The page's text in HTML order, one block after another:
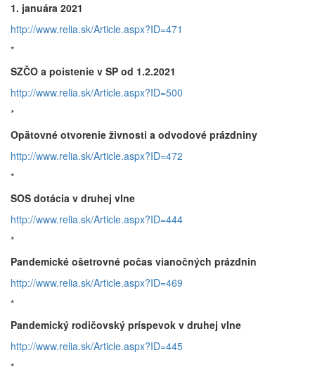
1. januára 2021
http://www.relia.sk/Article.aspx?ID=471
*
SZČO a poistenie v SP od 1.2.2021
http://www.relia.sk/Article.aspx?ID=500
*
Opätovné otvorenie živnosti a odvodové prázdniny
http://www.relia.sk/Article.aspx?ID=472
*
SOS dotácia v druhej vlne
http://www.relia.sk/Article.aspx?ID=444
*
Pandemické ošetrovné počas vianočných prázdnin
http://www.relia.sk/Article.aspx?ID=469
*
Pandemický rodičovský príspevok v druhej vlne
http://www.relia.sk/Article.aspx?ID=445
*